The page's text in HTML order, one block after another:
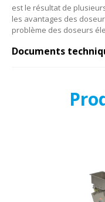
est le résultat de
les avantages des
problème des doseurs
Documents